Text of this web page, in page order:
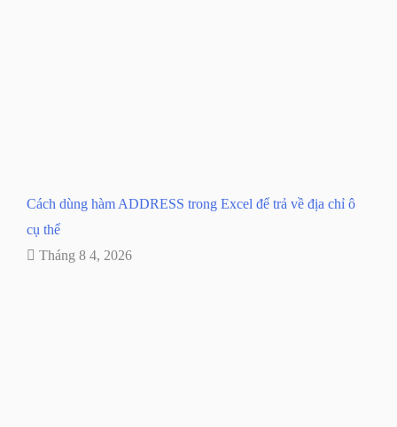
Cách dùng hàm ADDRESS trong Excel để trả về địa chỉ ô
cụ thể
Tháng 8 4, 2026